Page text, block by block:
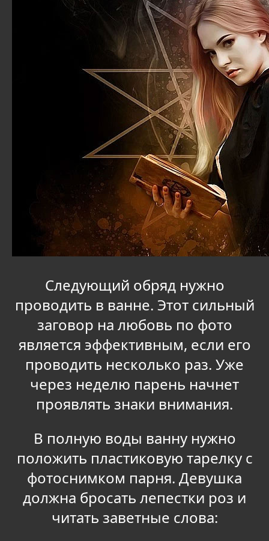
Следующий обряд нужно
проводить в ванне. Этот сильный
заговор на любовь по фото
является эффективным, если его
проводить несколько раз. Уже
через неделю парень начнет
проявлять знаки внимания.
В полную воды ванну нужно
положить пластиковую тарелку с
фотоснимком парня. Девушка
должна бросать лепестки роз и
читать заветные слова: